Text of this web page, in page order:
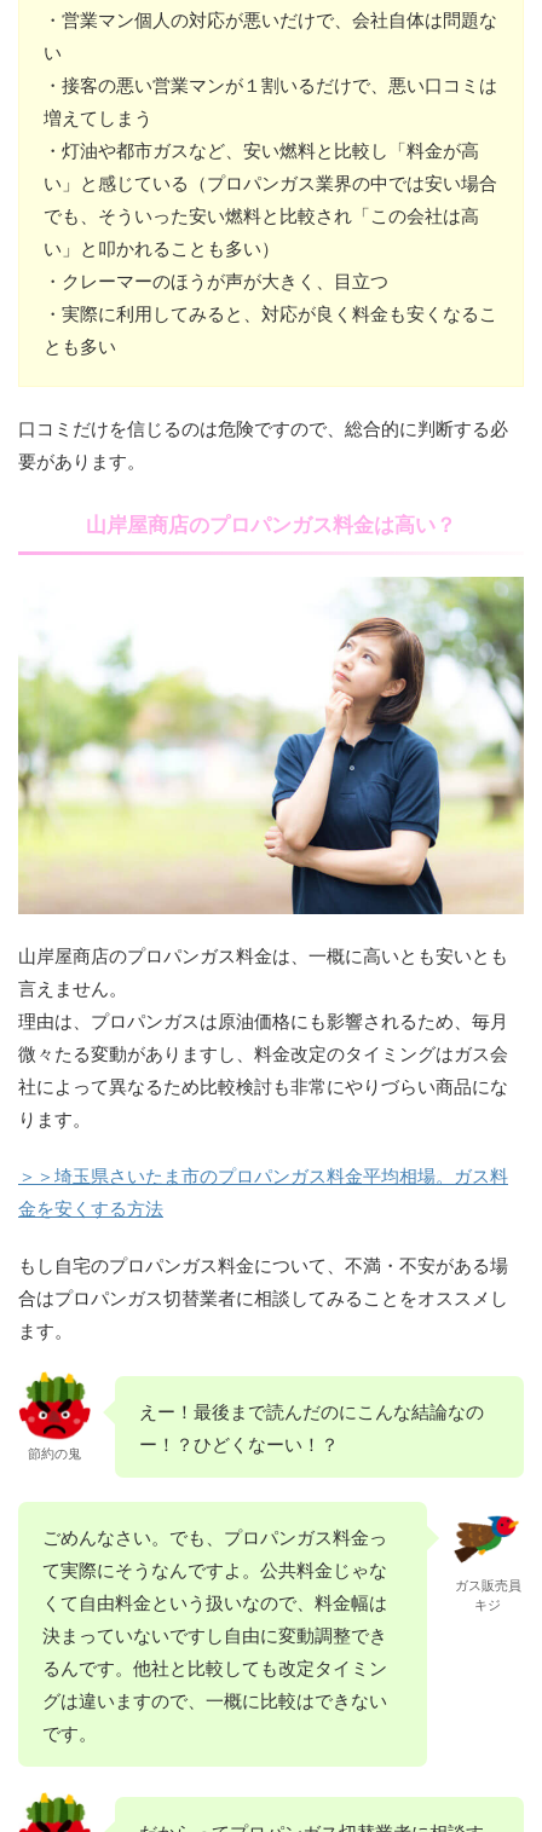
・営業マン個人の対応が悪いだけで、会社自体は問題な
い
・接客の悪い営業マンが１割いるだけで、悪い口コミは
増えてしまう
・灯油や都市ガスなど、安い燃料と比較し「料金が高
い」と感じている（プロパンガス業界の中では安い場合
でも、そういった安い燃料と比較され「この会社は高
い」と叩かれることも多い）
・クレーマーのほうが声が大きく、目立つ
・実際に利用してみると、対応が良く料金も安くなるこ
とも多い
口コミだけを信じるのは危険ですので、総合的に判断する必
要があります。
山岸屋商店のプロパンガス料金は高い？
山岸屋商店のプロパンガス料金は、一概に高いとも安いとも
言えません。
理由は、プロパンガスは原油価格にも影響されるため、毎月
微々たる変動がありますし、料金改定のタイミングはガス会
社によって異なるため比較検討も非常にやりづらい商品にな
ります。
＞＞埼玉県さいたま市のプロパンガス料金平均相場。ガス料
金を安くする方法
もし自宅のプロパンガス料金について、不満・不安がある場
合はプロパンガス切替業者に相談してみることをオススメし
ます。
節約の鬼
えー！最後まで読んだのにこんな結論なの
ー！？ひどくなーい！？
ごめんなさい。でも、プロパンガス料金っ
て実際にそうなんですよ。公共料金じゃな
くて自由料金という扱いなので、料金幅は
決まっていないですし自由に変動調整でき
るんです。他社と比較しても改定タイミン
グは違いますので、一概に比較はできない
です。
ガス販売員
キジ